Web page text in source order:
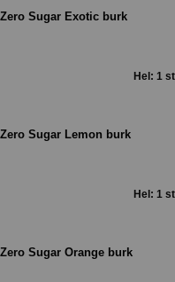
Zero Sugar Exotic burk
Hel: 1 st
Sugar Lemon burk
Hel: 1 st
Sugar Orange burk